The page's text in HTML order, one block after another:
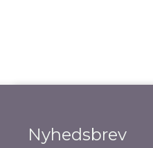
Nyhedsbrev